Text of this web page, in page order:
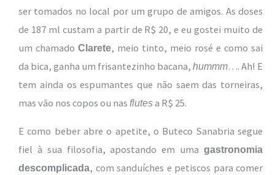
ser tomados no local por um grupo de amigos. As doses
de 187 ml custam a partir de R$ 20, e eu gostei muito de
um chamado Clarete, meio tinto, meio rosé e como sai
da bica, ganha um frisantezinho bacana, hummm…. Ah! E
tem ainda os espumantes que não saem das torneiras,
mas vão nos copos ou nas flutesa R$ 25.
E como beber abre o apetite, o Buteco Sanabria segue
fiel à sua filosofia, apostando em uma gastronomia
descomplicada, com sanduíches e petiscos para comer